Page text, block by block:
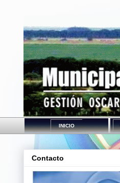
INICIO
Contacto